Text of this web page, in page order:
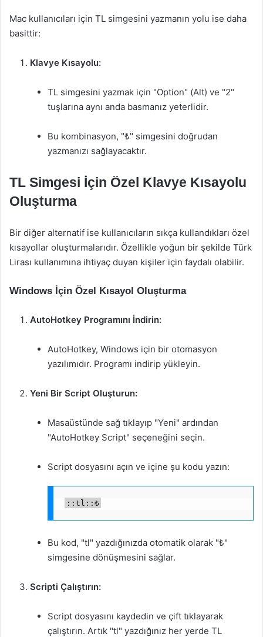
Mac kullanıcıları için TL simgesini yazmanın yolu ise daha
basittir:
Klavye Kısayolu:
TL simgesini yazmak için "Option" (Alt) ve "2"
tuşlarına aynı anda basmanız yeterlidir.
Bu kombinasyon, "₺" simgesini doğrudan
yazmanızı sağlayacaktır.
TL Simgesi İçin Özel Klavye Kısayolu
Oluşturma
Bir diğer alternatif ise kullanıcıların sıkça kullandıkları özel
kısayollar oluşturmalarıdır. Özellikle yoğun bir şekilde Türk
Lirası kullanımına ihtiyaç duyan kişiler için faydalı olabilir.
Windows İçin Özel Kısayol Oluşturma
AutoHotkey Programını İndirin:
AutoHotkey, Windows için bir otomasyon
yazılımıdır. Programı indirip yükleyin.
Yeni Bir Script Oluşturun:
Masaüstünde sağ tıklayıp "Yeni" ardından
"AutoHotkey Script" seçeneğini seçin.
Script dosyasını açın ve içine şu kodu yazın:
::tl::₺
Bu kod, "tl" yazdığınızda otomatik olarak "₺"
simgesine dönüşmesini sağlar.
Scripti Çalıştırın:
Script dosyasını kaydedin ve çift tıklayarak
çalıştırın. Artık "tl" yazdığınız her yerde TL